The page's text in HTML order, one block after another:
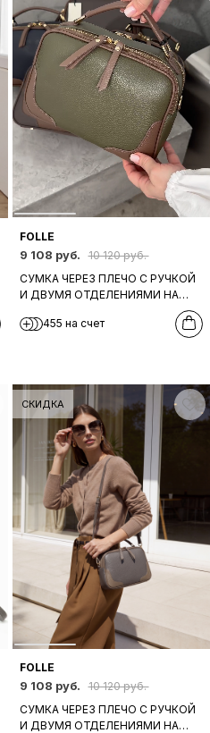
FOLLE
9 108 руб.
10 120 руб.
СУМКА ЧЕРЕЗ ПЛЕЧО С РУЧКОЙ
И ДВУМЯ ОТДЕЛЕНИЯМИ НА
НАТУРАЛЬНОЙ ОЛИВКОВОЙ
455 на счет
СКИДКА
FOLLE
9 108 руб.
10 120 руб.
СУМКА ЧЕРЕЗ ПЛЕЧО С РУЧКОЙ
И ДВУМЯ ОТДЕЛЕНИЯМИ НА